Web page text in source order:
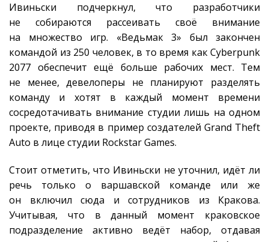
Ивиньски подчеркнул, что разработчики
не собираются рассеивать своё внимание
на множество игр. «Ведьмак 3» был закончен
командой из 250 человек, в то время как Cyberpunk
2077 обеспечит ещё больше рабочих мест. Тем
не менее, девелоперы не планируют разделять
команду и хотят в каждый момент времени
сосредотачивать внимание студии лишь на одном
проекте, приводя в пример создателей Grand Theft
Auto в лице студии Rockstar Games.
Стоит отметить, что Ивиньски не уточнил, идёт ли
речь только о варшавской команде или же
он включил сюда и сотрудников из Кракова.
Учитывая, что в данный момент краковское
подразделение активно ведёт набор, отдавая